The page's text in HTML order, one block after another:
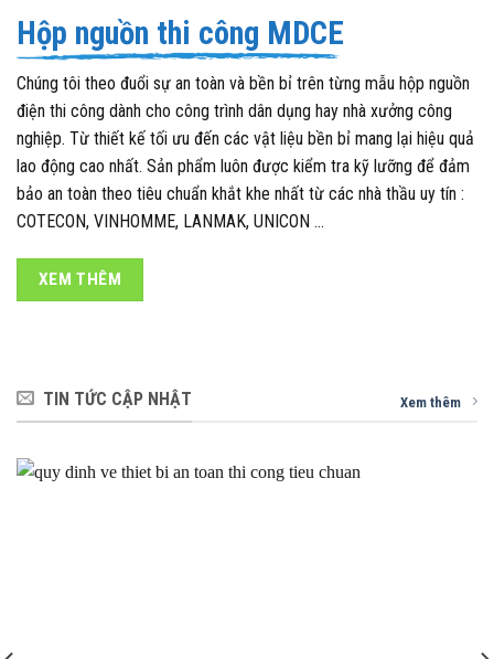
Hộp nguồn thi công MDCE
Chúng tôi theo đuổi sự an toàn và bền bỉ trên từng mẫu hộp nguồn
điện thi công dành cho công trình dân dụng hay nhà xưởng công
nghiệp. Từ thiết kế tối ưu đến các vật liệu bền bỉ mang lại hiệu quả
lao động cao nhất. Sản phẩm luôn được kiểm tra kỹ lưỡng để đảm
bảo an toàn theo tiêu chuẩn khắt khe nhất từ các nhà thầu uy tín :
COTECON, VINHOMME, LANMAK, UNICON …
XEM THÊM
TIN TỨC CẬP NHẬT Xem thêm